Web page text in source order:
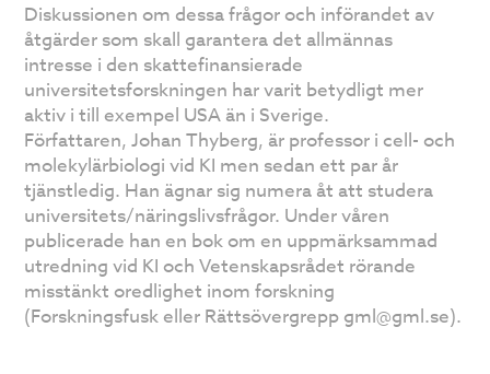
Diskussionen om dessa frågor och införandet av
åtgärder som skall garantera det allmännas
intresse i den skattefinansierade
universitetsforskningen har varit betydligt mer
aktiv i till exempel USA än i Sverige.
Författaren, Johan Thyberg, är professor i cell- och
molekylärbiologi vid KI men sedan ett par år
tjänstledig. Han ägnar sig numera åt att studera
universitets/näringslivsfrågor. Under våren
publicerade han en bok om en uppmärksammad
utredning vid KI och Vetenskapsrådet rörande
misstänkt oredlighet inom forskning
(Forskningsfusk eller Rättsövergrepp gml@gml.se).